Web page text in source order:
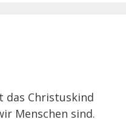
das Christuskind
Menschen sind.